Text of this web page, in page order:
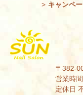
> キャンペ
〒382-
営業時
定休日